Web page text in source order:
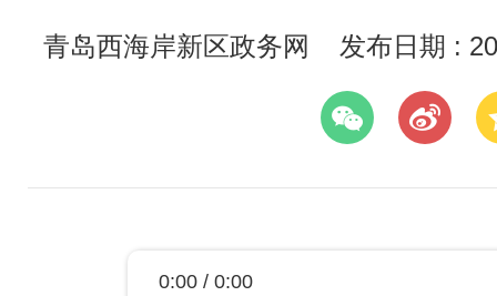
青岛西海岸新区政务网 发布日期 :
0:00 / 0:00